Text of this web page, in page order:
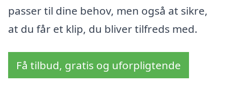
passer til dine behov, men også at sikre,
at du får et klip, du bliver tilfreds med.
Få tilbud, gratis og uforpligtende